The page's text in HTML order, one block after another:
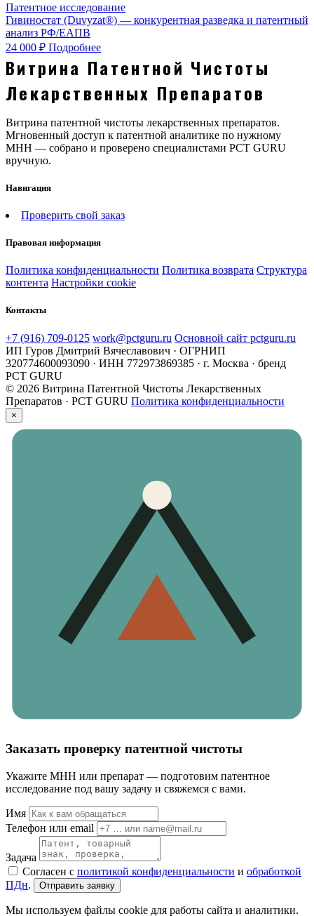
Патентное исследование
Гивиностат (Duvyzat®) — конкурентная разведка и патентный
анализ РФ/ЕАПВ
24 000 ₽ Подробнее
Витрина Патентной Чистоты
Лекарственных Препаратов
Витрина патентной чистоты лекарственных препаратов.
Мгновенный доступ к патентной аналитике по нужному
МНН — собрано и проверено специалистами PCT GURU
вручную.
Навигация
Проверить свой заказ
Правовая информация
Политика конфиденциальности Политика возврата Структура
контента Настройки cookie
Контакты
+7 (916) 709-0125 work@pctguru.ru Основной сайт pctguru.ru
ИП Гуров Дмитрий Вячеславович · ОГРНИП
320774600093090 · ИНН 772973869385 · г. Москва · бренд
PCT GURU
© 2026 Витрина Патентной Чистоты Лекарственных
Препаратов · PCT GURU Политика конфиденциальности
×
Заказать проверку патентной чистоты
Укажите МНН или препарат — подготовим патентное
исследование под вашу задачу и свяжемся с вами.
Имя
Телефон или email
Задача
Согласен с политикой конфиденциальности и обработкой
ПДн. Отправить заявку
Мы используем файлы cookie для работы сайта и аналитики.